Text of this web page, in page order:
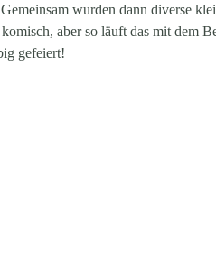
wurden dann diverse
aber so läuft das mit dem
gefeiert!